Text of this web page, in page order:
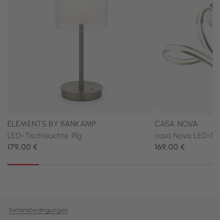
¹Aktionsbedingungen